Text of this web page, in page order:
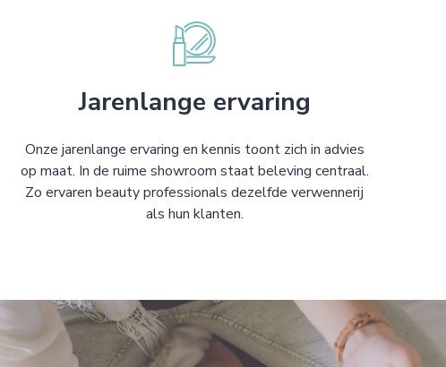
Jarenlange ervaring
Onze jarenlange ervaring en kennis toont zich in advies
op maat. In de ruime showroom staat beleving centraal.
Zo ervaren beauty professionals dezelfde verwennerij
als hun klanten.